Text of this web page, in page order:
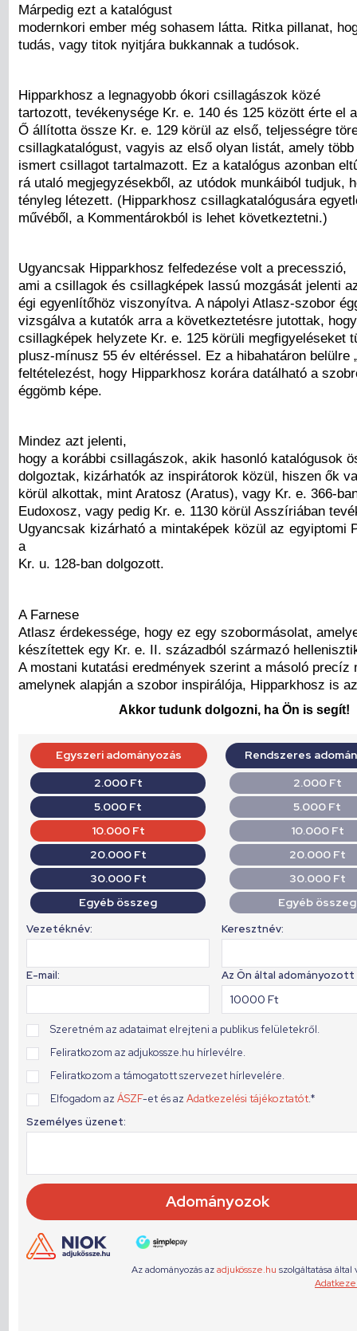
Márpedig ezt a katalógust
modernkori ember még sohasem látta. Ritka pillanat,
tudás, vagy titok nyitjára bukkannak a tudósok.
Hipparkhosz a legnagyobb ókori csillagászok közé
tartozott, tevékenysége Kr. e. 140 és 125 között érte el
Ő állította össze Kr. e. 129 körül az első, teljességre
csillagkatalógust, vagyis az első olyan listát, amely
ismert csillagot tartalmazott. Ez a katalógus azonban
rá utaló megjegyzésekből, az utódok munkáiból tudjuk,
tényleg létezett. (Hipparkhosz csillagkatalógusára
művéből, a Kommentárokból is lehet következtetni.)
Ugyancsak Hipparkhosz felfedezése volt a precesszió,
ami a csillagok és csillagképek lassú mozgását jelenti
égi egyenlítőhöz viszonyítva. A nápolyi Atlasz-szobor
vizsgálva a kutatók arra a következtetésre jutottak,
csillagképek helyzete Kr. e. 125 körüli megfigyeléseket
plusz-mínusz 55 év eltéréssel. Ez a hibahatáron belülre
feltételezést, hogy Hipparkhosz korára datálható a
éggömb képe.
Mindez azt jelenti,
hogy a korábbi csillagászok, akik hasonló katalógusok
dolgoztak, kizárhatók az inspirátorok közül, hiszen ők
körül alkottak, mint Aratosz (Aratus), vagy Kr. e. 366-
Eudoxosz, vagy pedig Kr. e. 1130 körül Asszíriában
Ugyancsak kizárható a mintaképek közül az egyiptomi
a
Kr. u. 128-ban dolgozott.
A Farnese
Atlasz érdekessége, hogy ez egy szobormásolat,
készítettek egy Kr. e. II. századból származó
A mostani kutatási eredmények szerint a másoló precíz
amelynek alapján a szobor inspirálója, Hipparkhosz is
Akkor tudunk dolgozni, ha Ön is segít!